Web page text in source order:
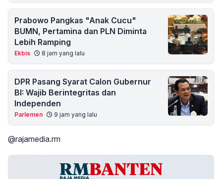
Prabowo Pangkas "Anak Cucu"
BUMN, Pertamina dan PLN Diminta
Lebih Ramping
Ekbis 8 jam yang lalu
DPR Pasang Syarat Calon Gubernur
BI: Wajib Berintegritas dan
Independen
Parlemen 9 jam yang lalu
@rajamedia.rm